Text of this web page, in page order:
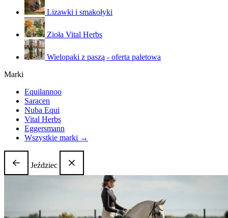
Lizawki i smakołyki
Zioła Vital Herbs
Wielopaki z paszą - oferta paletowa
Marki
Equilannoo
Saracen
Nuba Equi
Vital Herbs
Eggersmann
Wszystkie marki →
Jeździec